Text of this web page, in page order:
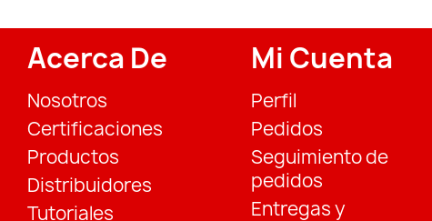
Acerca De
Nosotros
Certificaciones
Productos
Distribuidores
Tutoriales
Mi Cuenta
Perfil
Pedidos
Seguimiento de
pedidos
Entregas y